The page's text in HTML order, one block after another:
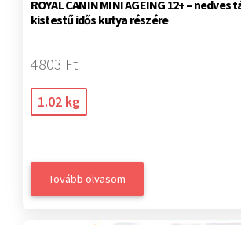
ROYAL CANIN MINI AGEING 12+ – nedves
kistestű idős kutya részére
4803 Ft
1.02 kg
Tovább olvasom